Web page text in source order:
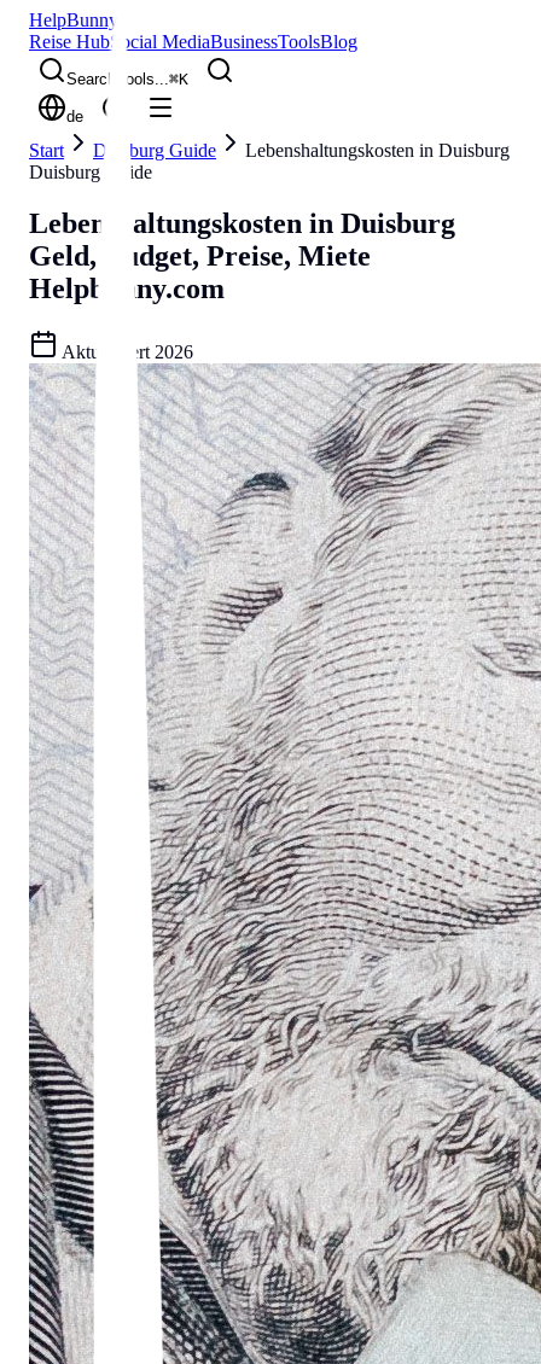
HelpBunny
Reise HubSocial MediaBusinessToolsBlog
Search tools...⌘K
de
Start Duisburg Guide
Lebenshaltungskosten in Duisburg
Duisburg Guide
Lebenshaltungskosten in Duisburg
Geld, Budget, Preise, Miete
Helpbunny.com
Aktualisiert 2026